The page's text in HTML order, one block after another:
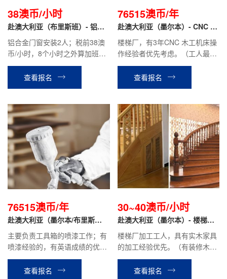
38澳币/小时
赴澳大利亚（布里斯班）- 铝合
金门窗安装工
铝合金门窗安装2人；税前38澳
币/小时，8个小时之外算加班
（按照法律规定）现在职工人税
前2400澳币/周（含加班）
查看报名
76515澳币/年
赴澳大利亚（墨尔本）- CNC 数
控机床操作工
楼梯厂，有3年CNC 木工机床操
作经验者优先考虑。（工人最低
要求：至少需要会操作CNC 数
控机床）查看报名
76515澳币/年
赴澳大利亚（墨尔本/布里斯
班）- 喷漆工
主要负责工具箱的喷漆工作；有
喷漆经验的，有英语成绩的优
先。没技能的可以培训。
查看报名
30~40澳币/小时
赴澳大利亚（墨尔本）- 楼梯加
工工人
楼梯厂加工工人，具有实木家具
的加工经验优先。（有装修木工
的技术）
查看报名